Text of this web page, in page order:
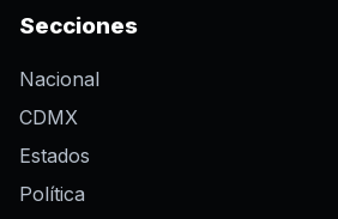
Secciones
Nacional
CDMX
Estados
Política